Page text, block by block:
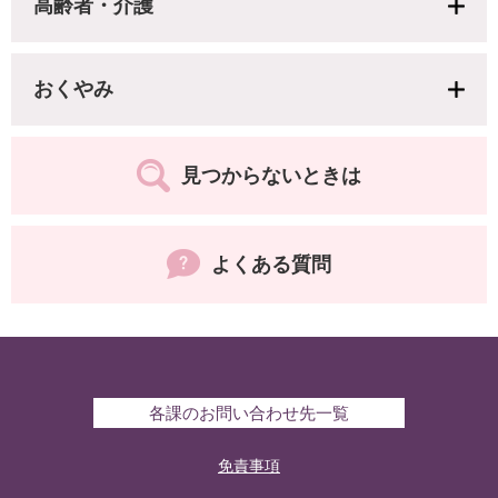
高齢者・介護
おくやみ
見つからないときは
よくある質問
各課のお問い合わせ先一覧
免責事項